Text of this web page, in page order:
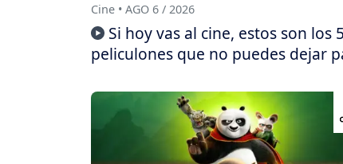
Cine • AGO 6 / 2026
Si hoy vas al cine, estos son los 5
peliculones que no puedes dejar